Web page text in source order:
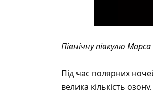
Північну півкулю
Під час полярних
велика кількість